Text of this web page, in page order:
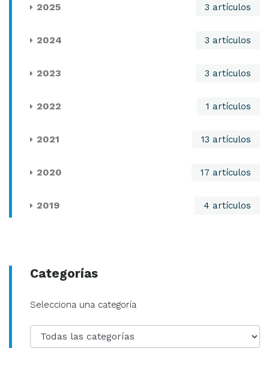
2025 3 artículos
2024 3 artículos
2023 3 artículos
2022 1 artículos
2021 13 artículos
2020 17 artículos
2019 4 artículos
Categorías
Categoría
Selecciona una categoría